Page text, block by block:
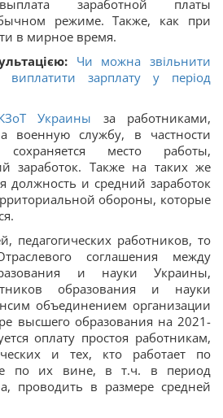
заработной платы
режиме. Также, как при
в мирное время.
Чи можна звільнити
зарплату у період
Украины за работниками,
военную службу, в частности
сохраняется место работы,
заработок. Также на таких же
должность и средний заработок
обороны, которые
педагогических работников, то
соглашения между
и науки Украины,
образования и науки
объединением организации
высшего образования на 2021-
оплату простоя работникам,
и тех, кто работает по
не по их вине, в т.ч. в период
проводить в размере средней